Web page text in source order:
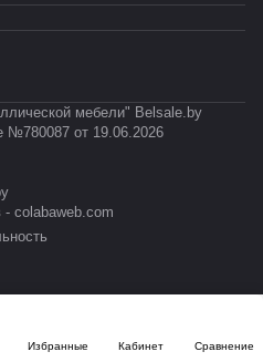
Избранные Кабинет Сравнение
мебели" Belsale.by
№780087 от 19.06.2026
- colabaweb.com